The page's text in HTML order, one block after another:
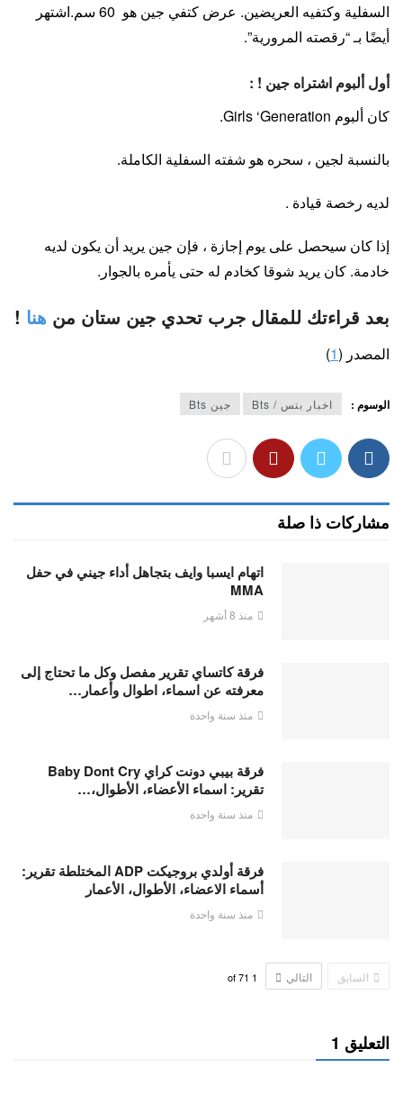
السفلية وكتفيه العريضين. عرض كتفي جين هو 60 سم.اشتهر
أيضًا بـ “رقصته المرورية”.
أول ألبوم اشتراه جين ! :
كان ألبوم Girls ‘Generation.
بالنسبة لجين ، سحره هو شفته السفلية الكاملة.
لديه رخصة قيادة .
إذا كان سيحصل على يوم إجازة ، فإن جين يريد أن يكون لديه
خادمة. كان يريد شوقا كخادم له حتى يأمره بالجوار.
بعد قراءتك للمقال جرب تحدي جين ستان من هنا !
المصدر (1
)
الوسوم : اخبار بتس / Bts جين Bts
مشاركات ذا صلة
اتهام ايسبا وايف بتجاهل أداء جيني في حفل
MMA
منذ 8 أشهر
فرقة كاتساي تقرير مفصل وكل ما تحتاج إلى
معرفته عن اسماء، اطوال وأعمار…
منذ سنة واحدة
فرقة بيبي دونت كراي Baby Dont Cry
تقرير: اسماء الأعضاء، الأطوال،…
منذ سنة واحدة
فرقة أولدي بروجيكت ADP المختلطة تقرير:
أسماء الاعضاء، الأطوال، الأعمار
منذ سنة واحدة
السابق التالي 1
71
التعليق 1